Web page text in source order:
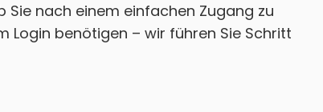
Sie nach einem einfachen Zugang zu
Login benötigen – wir führen Sie Schritt